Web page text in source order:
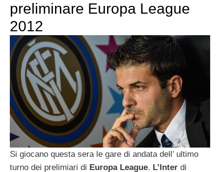
preliminare Europa League
2012
Si giocano questa sera le gare di andata dell’ ultimo
turno dei prelimiari di Europa League. L’Inter di